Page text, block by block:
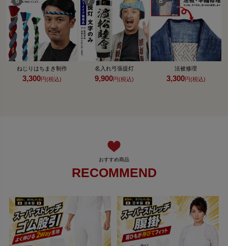
ねじりはちまき制作
3,300円(税込)
名入れ弓張提灯
9,900円(税込)
法被修理
3,300円(税込)
RECOMMEND